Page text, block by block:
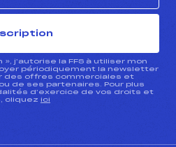
j’autorise la FFS à utiliser mon
périodiquement la newsletter
des offres commerciales et
de ses partenaires. Pour plus
d’exercice de vos droits et
cliquez ici